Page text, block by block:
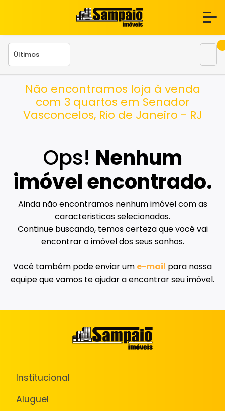
Não encontramos loja à venda
com 3 quartos em Senador
Vasconcelos, Rio de Janeiro - RJ
Ops! Nenhum
imóvel encontrado.
Ainda não encontramos nenhum imóvel com as
caracteristicas selecionadas.
Continue buscando, temos certeza que você vai
encontrar o imóvel dos seus sonhos.
Você também pode enviar um e-mail para nossa
equipe que vamos te ajudar a encontrar seu imóvel.
Institucional
Aluguel